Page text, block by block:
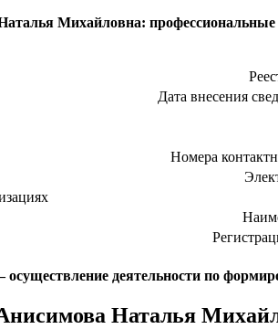
Михайловна: профессиональные
Дата внесения
Номера
деятельности по
Наталья